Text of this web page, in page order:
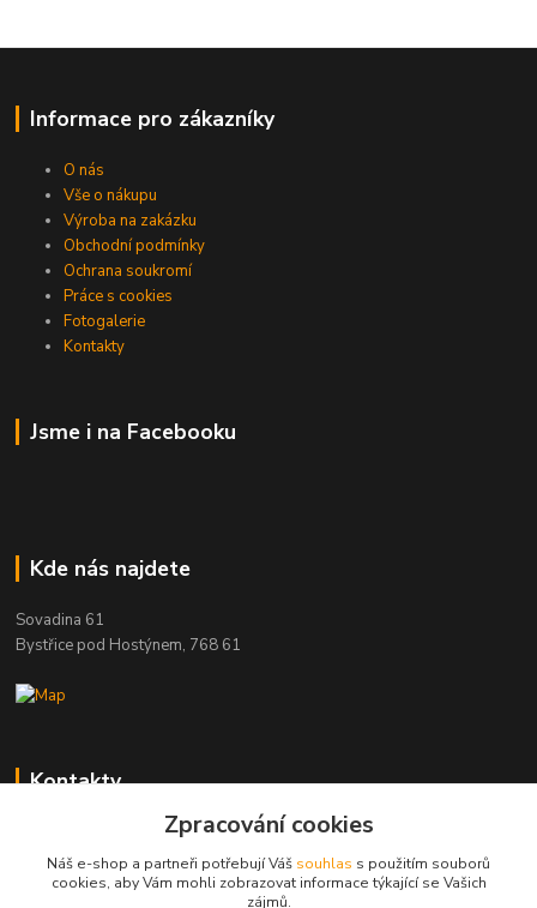
Informace pro zákazníky
O nás
Vše o nákupu
Výroba na zakázku
Obchodní podmínky
Ochrana soukromí
Práce s cookies
Fotogalerie
Kontakty
Jsme i na Facebooku
Kde nás najdete
Sovadina 61
Bystřice pod Hostýnem, 768 61
Kontakty
DŘEVOPRODUKT BEDNAŘÍK s.r.o.
+420 739 454 600
(Po-Pá, 7-15 hod.)
Zpracování cookies
Náš e-shop a partneři potřebují Váš souhlas s použitím souborů
cookies, aby Vám mohli zobrazovat informace týkající se Vašich
zájmů.